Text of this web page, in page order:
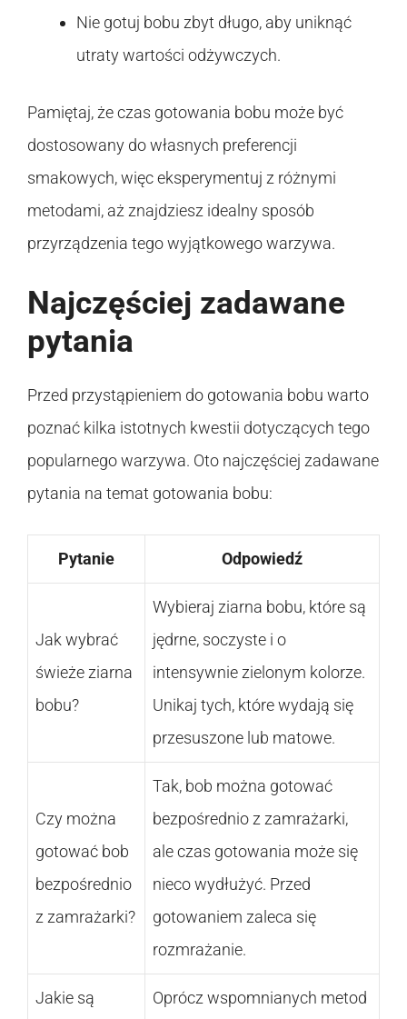
Nie gotuj bobu zbyt długo, aby uniknąć
utraty wartości odżywczych.
Pamiętaj, że czas gotowania bobu może być
dostosowany do własnych preferencji
smakowych, więc eksperymentuj z różnymi
metodami, aż znajdziesz idealny sposób
przyrządzenia tego wyjątkowego warzywa.
Najczęściej zadawane
pytania
Przed przystąpieniem do gotowania bobu warto
poznać kilka istotnych kwestii dotyczących tego
popularnego warzywa. Oto najczęściej zadawane
pytania na temat gotowania bobu:
Pytanie Odpowiedź
Jak wybrać
świeże ziarna
bobu?
Wybieraj ziarna bobu, które są
jędrne, soczyste i o
intensywnie zielonym kolorze.
Unikaj tych, które wydają się
przesuszone lub matowe.
Czy można
gotować bob
bezpośrednio
z zamrażarki?
Tak, bob można gotować
bezpośrednio z zamrażarki,
ale czas gotowania może się
nieco wydłużyć. Przed
gotowaniem zaleca się
rozmrażanie.
Jakie są
Oprócz wspomnianych metod